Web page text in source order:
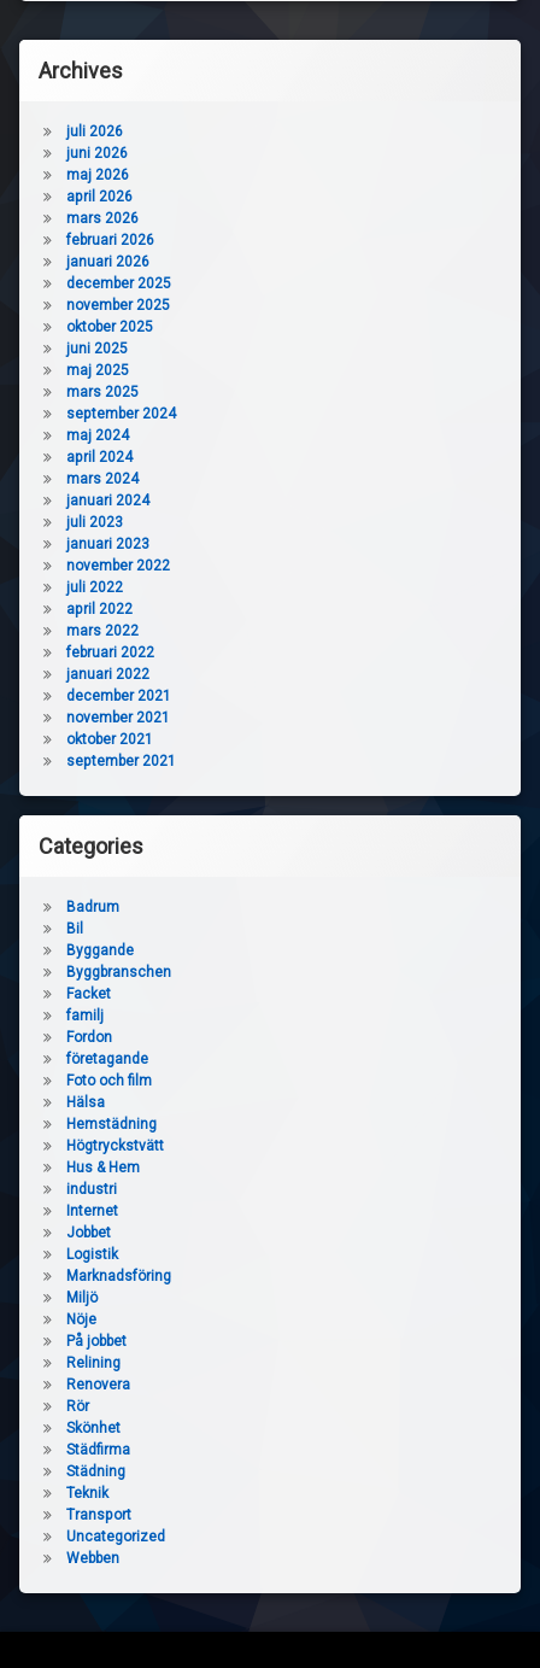
Archives
juli 2026
juni 2026
maj 2026
april 2026
mars 2026
februari 2026
januari 2026
december 2025
november 2025
oktober 2025
juni 2025
maj 2025
mars 2025
september 2024
maj 2024
april 2024
mars 2024
januari 2024
juli 2023
januari 2023
november 2022
juli 2022
april 2022
mars 2022
februari 2022
januari 2022
december 2021
november 2021
oktober 2021
september 2021
Categories
Badrum
Bil
Byggande
Byggbranschen
Facket
familj
Fordon
företagande
Foto och film
Hälsa
Hemstädning
Högtryckstvätt
Hus & Hem
industri
Internet
Jobbet
Logistik
Marknadsföring
Miljö
Nöje
På jobbet
Relining
Renovera
Rör
Skönhet
Städfirma
Städning
Teknik
Transport
Uncategorized
Webben